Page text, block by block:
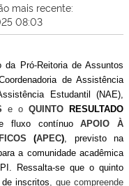
mais recente:
08:03
Pró-Reitoria de Assuntos
de Assistência
Estudantil (NAE),
e o QUINTO
RESULTADO
fluxo contínuoAPOIO À
(APEC), previsto na
a comunidade acadêmica
Ressalta-se que o quinto
inscritos, que compreende